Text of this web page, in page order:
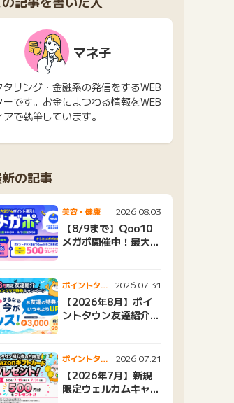
マネ子
タリング・金融系の発信をするWEB
ーです。お金にまつわる情報をWEB
で執筆しています。
の記事
美容・健康 2026.08.03
【8/9まで】Qoo10
メガポ開催中！最大
ポイントタウ
ンニュース
2026.07.31
【2026年8月】ポイ
ントタウン友達紹介キ
ポイントタウ
ンニュース
2026.07.21
【2026年7月】新規
限定ウェルカムキャン